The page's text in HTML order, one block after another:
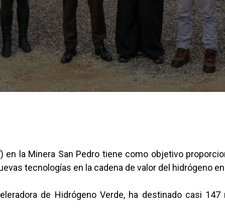
en la Minera San Pedro tiene como objetivo
tecnologías en la cadena de valor del hidrógeno
de Hidrógeno Verde, ha destinado casi